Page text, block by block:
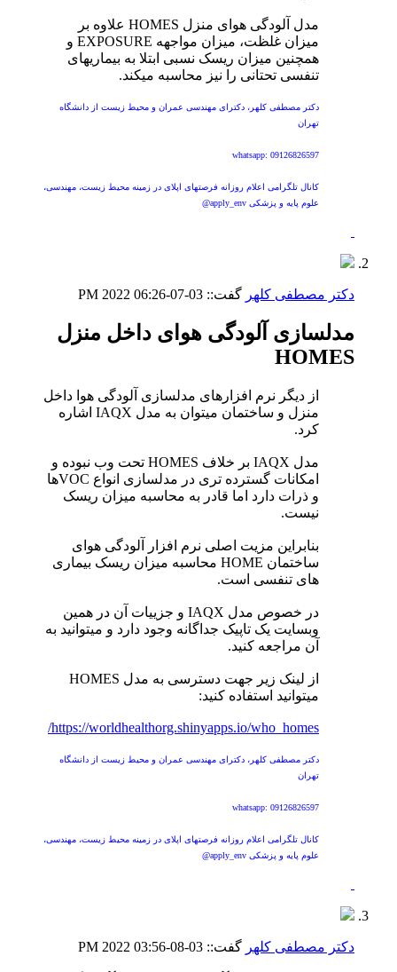
مدل آلودگی هوای منزل HOMES علاوه بر
میزان غلظت، میزان مواجهه EXPOSURE و
همچنین میزان ریسک نسبی ابتلا به بیماریهای
تنفسی تحتانی را نیز محاسبه میکند.
دکتر مصطفی کلهر، دکترای مهندسی عمران و محیط زیست از دانشگاه
تهران
whatsapp: 09126826597
کانال تلگرامی اعلام روزانه فرصتهای اپلای در زمینه محیط زیست، مهندسی،
علوم پایه و پزشکی apply_env@
دکتر مصطفی کلهر گفت:: 03-07-2022
06:26 PM
مدلسازی آلودگی هوای داخل منزل
HOMES
از دیگر نرم افزارهای مدلسازی آلودگی هوا داخل
منزل و ساختمان میتوان به مدل IAQX اشاره
کرد.
مدل IAQX بر خلاف HOMES تحت وب نبوده و
امکانات گسترده تری در مدلسازی انواع VOCها
و ذرات دارد اما قادر به محاسبه میزان ریسک
نیست.
بنابراین مزیت اصلی نرم افزار آلودگی هوای
ساختمان HOME محاسبه میزان ریسک بیماری
های تنفسی است.
در خصوص مدل IAQX و جزییات آن در همین
وبسایت یک تاپیک جداگانه وجود دارد و میتوانید به
آن مراجعه کنید.
از لینک زیر جهت دسترسی به مدل HOMES
میتوانید استفاده کنید:
https://worldhealthorg.shinyapps.io/who_homes/
دکتر مصطفی کلهر، دکترای مهندسی عمران و محیط زیست از دانشگاه
تهران
whatsapp: 09126826597
کانال تلگرامی اعلام روزانه فرصتهای اپلای در زمینه محیط زیست، مهندسی،
علوم پایه و پزشکی apply_env@
دکتر مصطفی کلهر گفت:: 03-08-2022
03:56 PM